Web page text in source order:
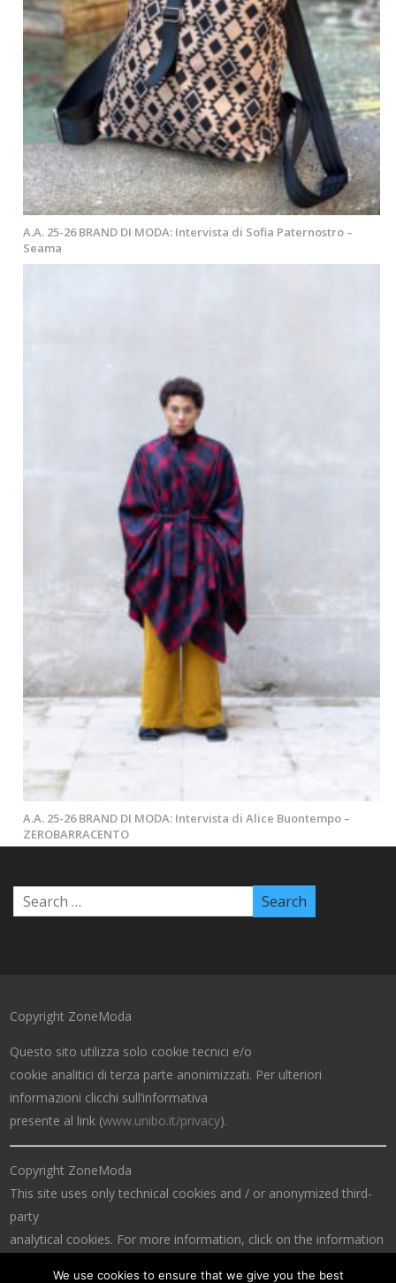
A.A. 25-26 BRAND DI MODA: Intervista di Sofia Paternostro –
Seama
A.A. 25-26 BRAND DI MODA: Intervista di Alice Buontempo –
ZEROBARRACENTO
Copyright ZoneModa
Questo sito utilizza solo cookie tecnici e/o
cookie analitici di terza parte anonimizzati. Per ulteriori
informazioni clicchi sull’informativa
presente al link (www.unibo.it/privacy).
Copyright ZoneModa
This site uses only technical cookies and / or anonymized third-
party
analytical cookies. For more information, click on the information
We use cookies to ensure that we give you the best